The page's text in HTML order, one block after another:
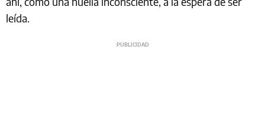
leída.